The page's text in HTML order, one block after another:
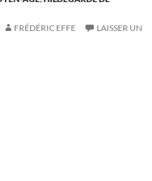
FRÉDÉRIC EFFE
LAISSER UN